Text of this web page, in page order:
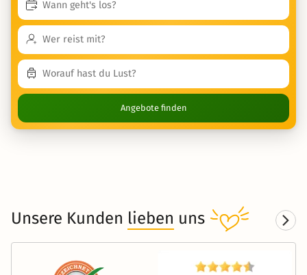
Angebote finden
Unsere Kunden lieben uns